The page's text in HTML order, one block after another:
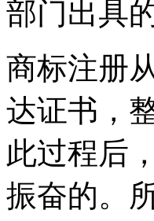
部门出具
商标注册
达证书，
此过程后
振奋的。